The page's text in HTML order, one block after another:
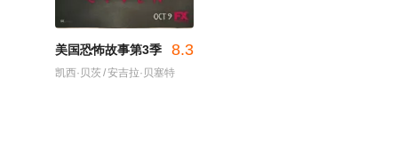
美国恐怖故事第3季 8.3
凯西·贝茨/安吉拉·贝塞特